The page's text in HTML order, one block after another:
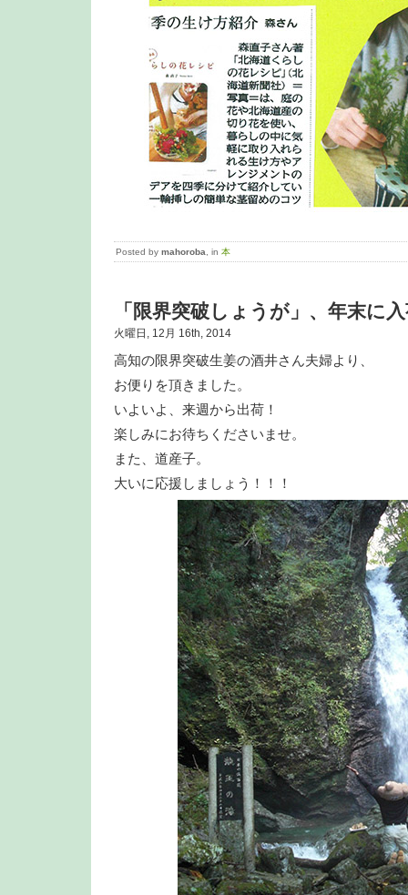
Posted by mahoroba , in 本
「限界突破しょうが」、年末に
火曜日, 12月 16th, 2014
高知の限界突破生姜の酒井さん夫婦より、
お便りを頂きました。
いよいよ、来週から出荷！
楽しみにお待ちくださいませ。
また、道産子。
大いに応援しましょう！！！